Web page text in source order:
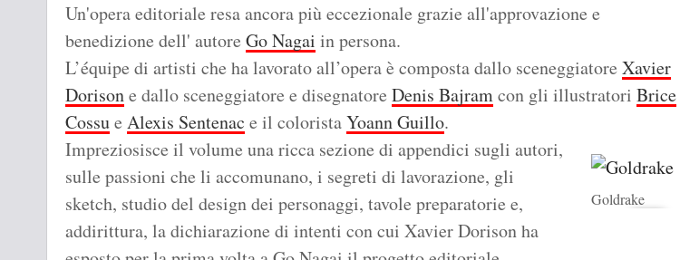
Un'opera editoriale resa ancora più eccezionale grazie all'approvazione e
benedizione dell' autore Go Nagai in persona.
L’équipe di artisti che ha lavorato all’opera è composta dallo sceneggiatore Xavier
Dorisone dallo sceneggiatore e disegnatore Denis Bajramcon gli illustratori Brice
Cossue Alexis Sentenac e il coloristaYoann Guillo.
Goldrake
Impreziosisce il volume una ricca sezione di appendici sugli autori,
sulle passioni che li accomunano, i segreti di lavorazione, gli
sketch, studio del design dei personaggi, tavole preparatorie e,
addirittura, la dichiarazione di intenti con cui Xavier Dorison ha